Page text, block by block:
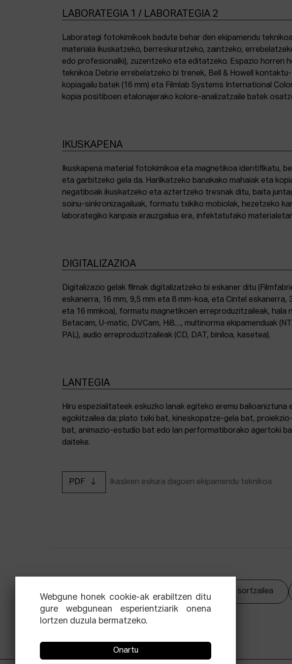
LABORATEGIA 1 / LABORATEGIA 2
Laborategi fotokimikoek badute behar den ekipamendu
materiala ikuskatzeko, berreskuratzeko, zaintzeko,
edo profesionalki), zuzentzeko eta editatzeko. Espazio horren
teknikoa Debrie errebelatzeko bi trenek, Bell & Howell kontaktu-
kopiagailu batek (16 mm) eta Filmlab Systems International
kopia positiboen etalonajerako kolore-analizatzaile batek
IKUSKAPENA
Ikuskapena material fotokimikoa eta magnetikoa identifikatu,
eta garbitzeko gela da. Harilkatzeko banakako mahaiak eta
negatiboak ikuskatzeko eta aztertzeko tresnak ditu, baita
soinu-sinkronizagailuak, formatu txikiko mobiolak, hezetzeko
laborategiko kanpaia erauzgailua ere, infektatutako
DIGITALIZAZIOA
Digitalizazio gelak filmak digitalizatzeko bi eskaner ditu
eskanerra, 16 mm, 9,5 mm eta 8 mm-koa, eta Cintel eskanerra,
eta 16 mmkoa), formatu magnetikoen erreproduzitzaileak, hala
Betacam, U-matic, DVCam, Hi8…, multinorma ekipamenduak
PAL), audio erreproduzitzaileak (CD, DAT, biniloa, kasetea).
LANTEGIA
Hiru espezialitateek eskuzko lanak egiteko eremu balioaniztuna
egokitzailea da: plato txiki bat, kineskopatze-gela bat,
bat, animazio-estudio bat edo lan performatiborako agertoki
daiteke.
PDF Ikasleen eskura dagoen ekipamendu teknikoa
Ekoizpen sortzailea
Webgune honek cookie-ak erabiltzen ditu
gure webgunean esperientziarik onena
lortzen duzula bermatzeko.
Onartu